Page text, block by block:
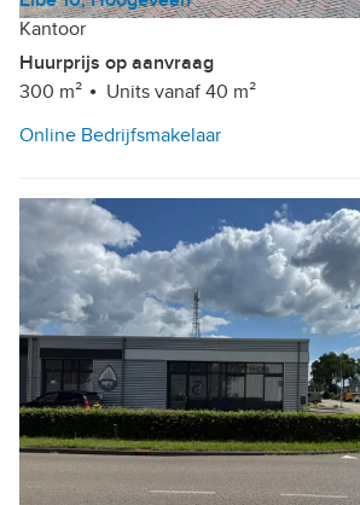
Kantoor
Huurprijs op aanvraag
300 m²
Units vanaf 40 m²
Online Bedrijfsmakelaar